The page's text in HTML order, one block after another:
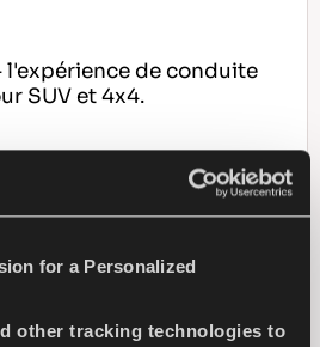
for a Personalized
other tracking technologies to
l'expérience de conduite
SUV et 4x4.